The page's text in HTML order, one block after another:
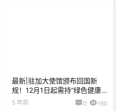
最新|驻加大使馆颁布回国新
规！12月1日起需持“绿色健康
码”登机！
5 年前 0 160